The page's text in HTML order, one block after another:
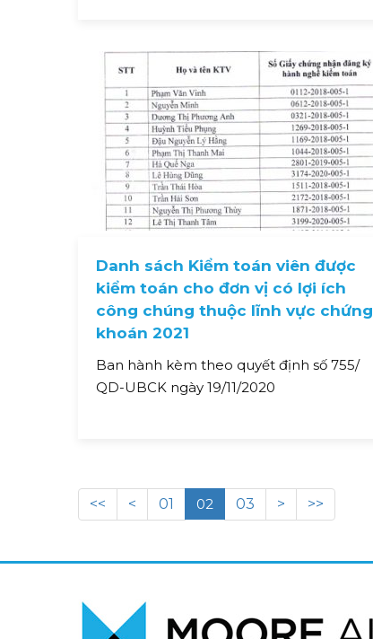
Danh sách Kiểm toán viên được
kiểm toán cho đơn vị có lợi ích
công chúng thuộc lĩnh vực chứng
khoán 2021
Ban hành kèm theo quyết định số 755/
QD-UBCK ngày 19/11/2020
<< < 01 02 03 > >>